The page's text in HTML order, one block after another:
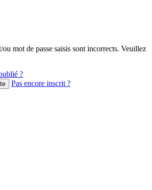
mot de passe saisis sont incorrects. Veuillez
?
Pas encore inscrit ?